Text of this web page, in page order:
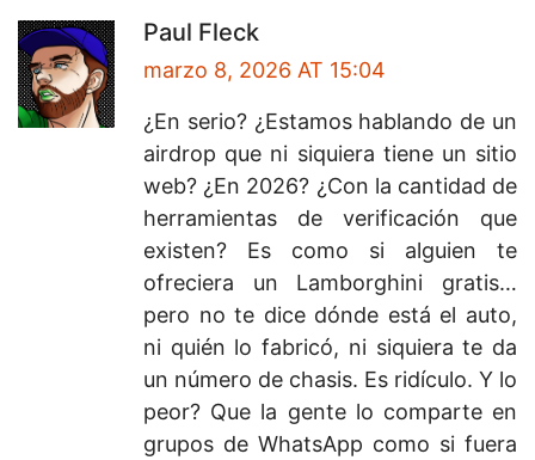
Paul Fleck
marzo 8, 2026 AT 15:04
¿En serio? ¿Estamos hablando de un
airdrop que ni siquiera tiene un sitio
web? ¿En 2026? ¿Con la cantidad de
herramientas de verificación que
existen? Es como si alguien te
ofreciera un Lamborghini gratis…
pero no te dice dónde está el auto,
ni quién lo fabricó, ni siquiera te da
un número de chasis. Es ridículo. Y lo
peor? Que la gente lo comparte en
grupos de WhatsApp como si fuera